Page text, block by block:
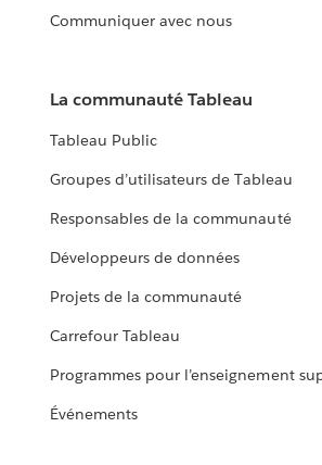
Communiquer avec nous
La communauté Tableau
Tableau Public
Groupes d’utilisateurs de Tableau
Responsables de la communauté
Développeurs de données
Projets de la communauté
Carrefour Tableau
Programmes pour l’enseignement
Événements